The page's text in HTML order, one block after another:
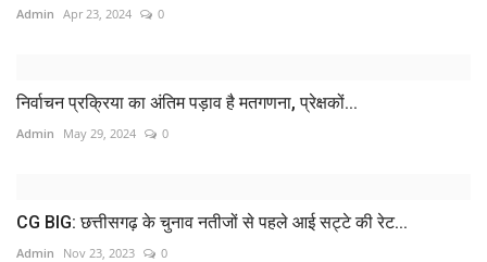
Admin Apr 23, 2024 0
निर्वाचन प्रक्रिया का अंतिम पड़ाव है मतगणना, प्रेक्षकों...
Admin May 29, 2024 0
CG BIG: छत्तीसगढ़ के चुनाव नतीजों से पहले आई सट्टे की रेट...
Admin Nov 23, 2023 0